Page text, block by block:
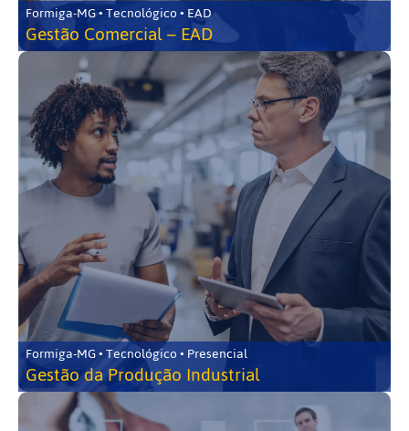
Formiga-MG • Tecnológico • EAD
Gestão Comercial – EAD
Formiga-MG • Tecnológico • Presencial
Gestão da Produção Industrial